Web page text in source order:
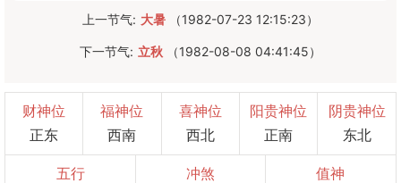
上一节气: 大暑 （1982-07-23 12:15:23）
下一节气: 立秋 （1982-08-08 04:41:45）
财神位
正东
福神位
西南
喜神位
西北
阳贵神位
正南
阴贵神位
东北
五行
冲煞
值神